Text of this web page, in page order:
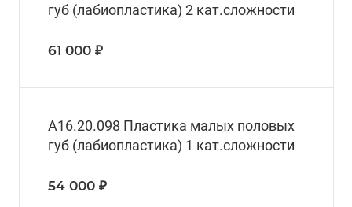
губ (лабиопластика) 2 кат.сложности
61 000 ₽
А16.20.098 Пластика малых половых
губ (лабиопластика) 1 кат.сложности
54 000 ₽